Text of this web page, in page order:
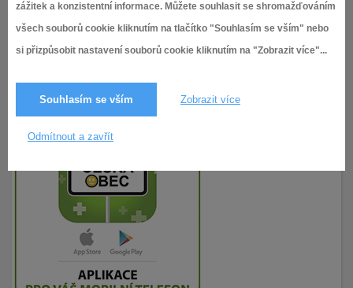
zážitek a konzistentní informace. Můžete souhlasit se shromažďováním
všech souborů cookie kliknutím na tlačítko "Souhlasím se vším" nebo
si přizpůsobit nastavení souborů cookie kliknutím na "Zobrazit více"...
Souhlasím se vším Zobrazit více
Odmítnout a zavřít